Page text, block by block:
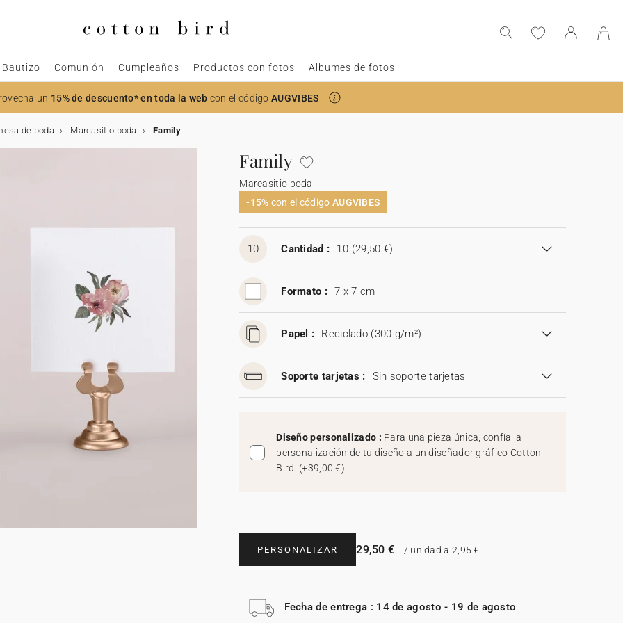
Bautizo Comunión Cumpleaños Productos con fotos Albumes de fotos
un 15% de descuento* en toda la web con el códigoAUGVIBES
de boda Marcasitio boda Family
Family
Marcasitio boda
-15% con el código AUGVIBES
10 Cantidad : 10 (29,50 €)
Formato : 7 x 7 cm
Papel : Reciclado (300 g/m²)
Soporte tarjetas : Sin soporte tarjetas
Diseño personalizado : Para una pieza única, confía la
personalización de tu diseño a un diseñador gráfico Cotton
Bird. (+39,00 €)
PERSONALIZAR 29,50 € / unidad a 2,95 €
Fecha de entrega : 14 de agosto - 19 de agosto